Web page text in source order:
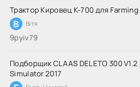
Трактор Кировец К-700 для
В Вітя
9руіv79
Подборщик CLAAS DELETO 300
Simulator 2017